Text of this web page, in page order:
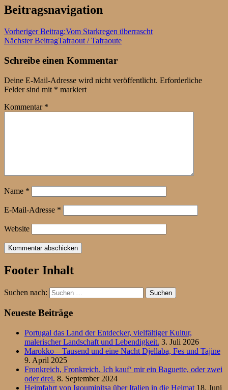
Beitragsnavigation
Vorheriger Beitrag:Vom Starkregen überrascht
Nächster BeitragTafraout / Tafraoute
Schreibe einen Kommentar
Deine E-Mail-Adresse wird nicht veröffentlicht. Erforderliche
Felder sind mit * markiert
Kommentar *
Name *
E-Mail-Adresse *
Website
Footer Inhalt
Suchen nach:
Neueste Beiträge
Portugal das Land der Entdecker, vielfältiger Kultur,
malerischer Landschaft und Lebendigkeit. 3. Juli 2026
Marokko – Tausend und eine Nacht Djellaba, Fes und Tajine
9. April 2025
Fronkreich, Fronkreich. Ich kauf‘ mir ein Baguette, oder zwei
oder drei. 8. September 2024
Heimfahrt von Igouminitsa über Italien in die Heimat 18. Juni